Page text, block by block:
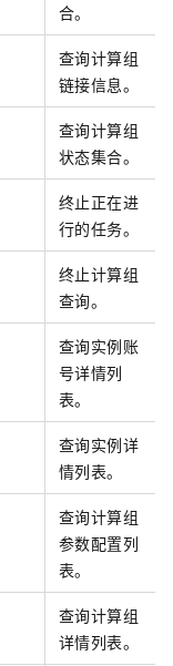
合。
查询计算组
链接信息。
查询计算组
状态集合。
终止正在进
行的任务。
终止计算组
查询。
查询实例账
号详情列
表。
查询实例详
情列表。
查询计算组
参数配置列
表。
查询计算组
详情列表。